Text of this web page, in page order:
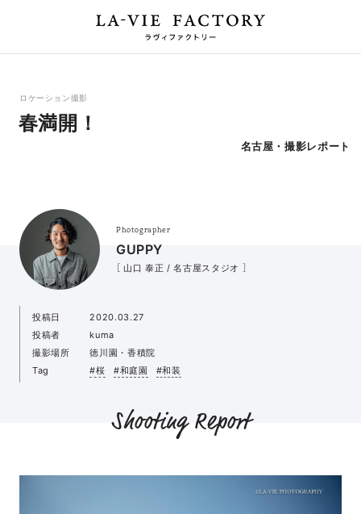
ロケーション撮影
春満開！
名古屋・撮影レポート
Photographer
GUPPY
［ 山口 泰正 / 名古屋スタジオ ］
投稿日
2020.03.27
投稿者
kuma
撮影場所
徳川園・香積院
Tag
#桜 #和庭園 #和装
Shooting Report